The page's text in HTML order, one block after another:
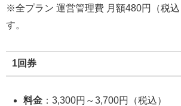
※全プラン 運営管理費 月額480円（税
す。
1回券
料金 ：3,300円～3,700円（税込）